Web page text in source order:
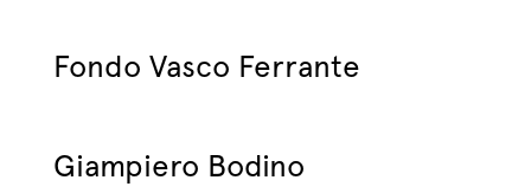
Fondo Vasco Ferrante
Giampiero Bodino